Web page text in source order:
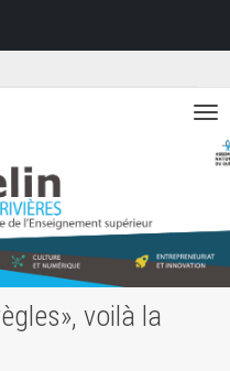
Activer/
voilà la